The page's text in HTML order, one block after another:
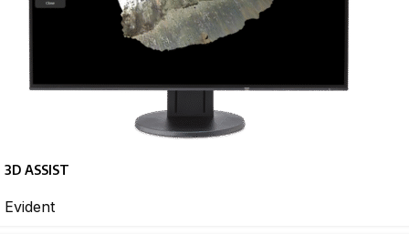
3D ASSIST
Evident